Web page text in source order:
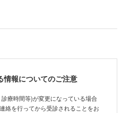
情報についてのご注意
療時間等)が変更になっている場合
絡を行ってから受診されることをお